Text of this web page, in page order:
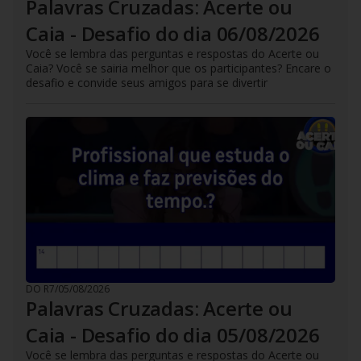
Palavras Cruzadas: Acerte ou
Caia - Desafio do dia 06/08/2026
Você se lembra das perguntas e respostas do Acerte ou
Caia? Você se sairia melhor que os participantes? Encare o
desafio e convide seus amigos para se divertir
DO R7/05/08/2026
Palavras Cruzadas: Acerte ou
Caia - Desafio do dia 05/08/2026
Você se lembra das perguntas e respostas do Acerte ou